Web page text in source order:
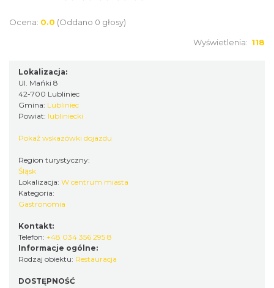
Ocena: 0.0 (Oddano 0 głosy)
Wyświetlenia: 118
Lokalizacja:
Ul. Mańki 8
42-700 Lubliniec
Gmina: Lubliniec
Powiat: lubliniecki
Pokaż wskazówki dojazdu
Region turystyczny:
Śląsk
Lokalizacja: W centrum miasta
Kategoria:
Gastronomia
Kontakt:
Telefon: +48 034 356 295 8
Informacje ogólne:
Rodzaj obiektu: Restauracja
DOSTĘPNOŚĆ